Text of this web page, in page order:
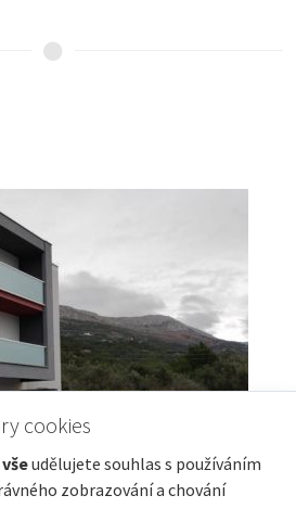
cookies
udělujete souhlas s používáním
zobrazování a chování